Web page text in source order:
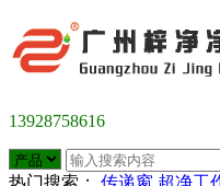
13928758616
热门搜索： 传递窗 超净工